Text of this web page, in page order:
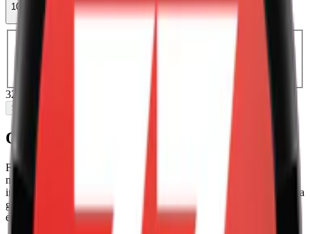
10-pack
325,50 kr
Slut i lager
Välj antal dosor
1-pack
32,50 kr/st
10-pack
32,35 kr/st
50-pack
325,50 kr
Slut i lager
Om Fumi Strawberry Cream Slim
Fumi Strawberry Cream är ett normalstarkt vitt snus som innehåller
mindre än 10 mg nikotin per prilla. Strawberry Cream har en smak
inspirerade av klassiska jordgubbsdrycker. Noter av jordgubbe, vilka
ger en mogen och djup karaktär, kompletterat med toner av lime ger
en balanserad och komplex smak.